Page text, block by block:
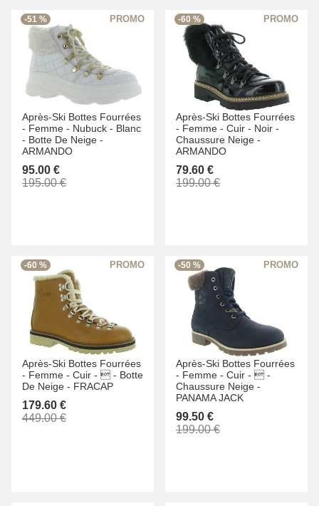
-51 %
Après-Ski Bottes Fourrées
- Femme - Nubuck - Blanc
- Botte De Neige -
ARMANDO
95.00 €
195.00 €
-60 %
Après-Ski Bottes Fourrées
- Femme - Cuir - Noir -
Chaussure Neige -
ARMANDO
79.60 €
199.00 €
-60 %
Après-Ski Bottes Fourrées
- Femme - Cuir -  - Botte
De Neige - FRACAP
179.60 €
449.00 €
-50 %
Après-Ski Bottes Fourrées
- Femme - Cuir -  -
Chaussure Neige -
PANAMA JACK
99.50 €
199.00 €